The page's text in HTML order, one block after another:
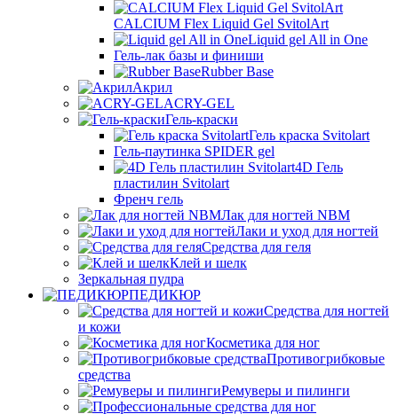
CALCIUM Flex Liquid Gel SvitolArt
Liquid gel All in One
Гель-лак базы и финиши
Rubber Base
Акрил
ACRY-GEL
Гель-краски
Гель краска Svitolart
Гель-паутинка SPIDER gel
4D Гель
пластилин Svitolart
Френч гель
Лак для ногтей NBM
Лаки и уход для ногтей
Средства для геля
Клей и шелк
Зеркальная пудра
ПЕДИКЮР
Средства для ногтей
и кожи
Косметика для ног
Противогрибковые
средства
Ремуверы и пилинги